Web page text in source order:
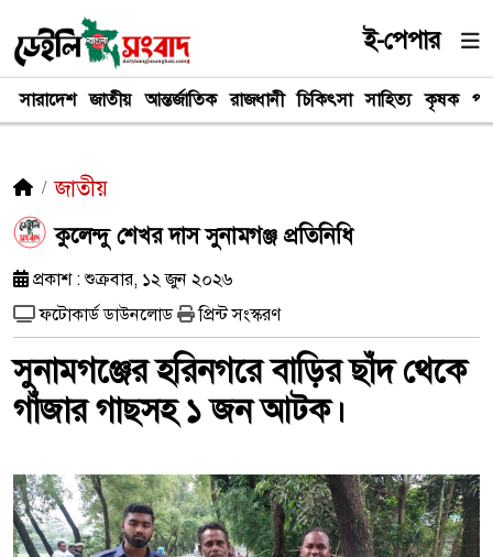
ই-পেপার
সারাদেশ জাতীয় আন্তর্জাতিক রাজধানী চিকিৎসা সাহিত্য কৃষক
জাতীয়
কুলেন্দু শেখর দাস সুনামগঞ্জ প্রতিনিধি
প্রকাশ : শুক্রবার, ১২ জুন ২০২৬
ফটোকার্ড ডাউনলোড
প্রিন্ট সংস্করণ
সুনামগঞ্জের হরিনগরে বাড়ির ছাঁদ থেকে
গাঁজার গাছসহ ১ জন আটক।